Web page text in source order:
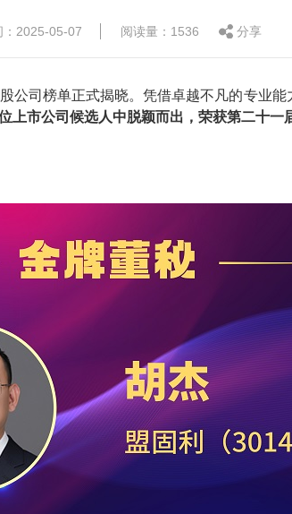
：2025-05-07 阅读量：1536 分享
公司榜单正式揭晓。凭借卓越不凡的专业
上市公司候选人中脱颖而出 ，荣获第二十一